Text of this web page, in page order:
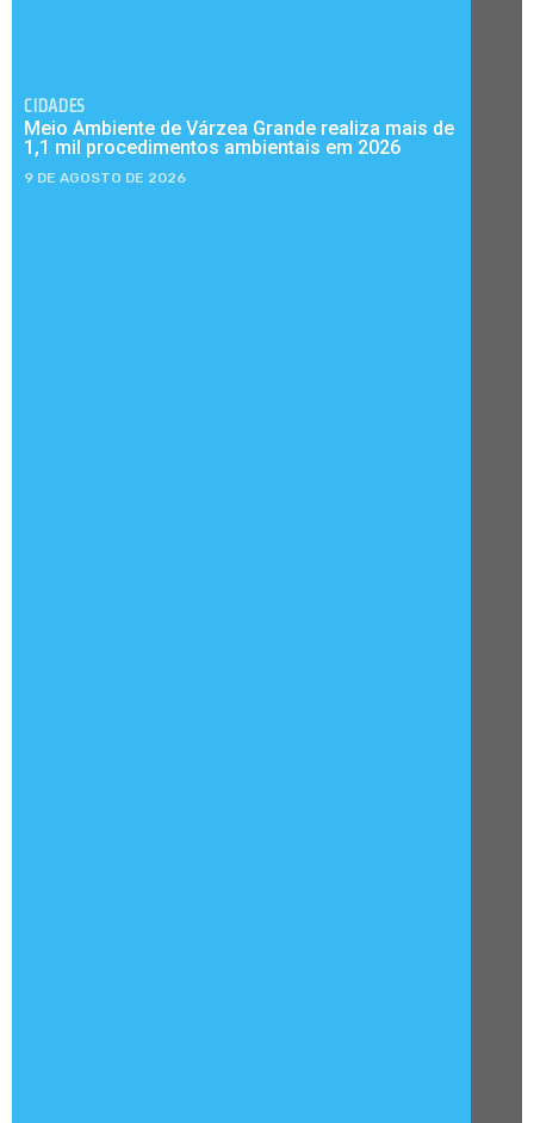
CIDADES
Meio Ambiente de Várzea Grande realiza mais de
1,1 mil procedimentos ambientais em 2026
9 DE AGOSTO DE 2026